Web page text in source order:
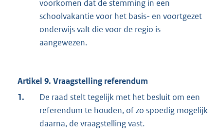
voorkomen dat de stemming in een
schoolvakantie voor het basis- en voortgezet
onderwijs valt die voor de regio is
aangewezen.
Artikel 9. Vraagstelling referendum
1.
De raad stelt tegelijk met het besluit om een
referendum te houden, of zo spoedig mogelijk
daarna, de vraagstelling vast.